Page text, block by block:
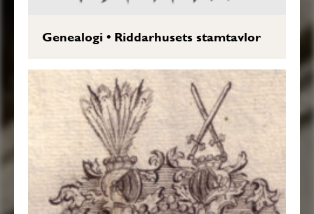
Genealogi • Riddarhusets stamtavlor